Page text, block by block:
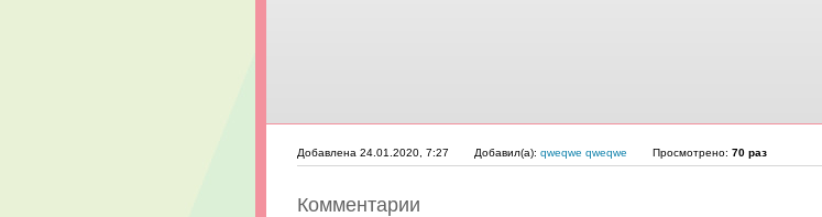
Добавлена 24.01.2020, 7:27 Добавил(а): qweqwe qweqwe Просмотрено: 70 раз
Комментарии